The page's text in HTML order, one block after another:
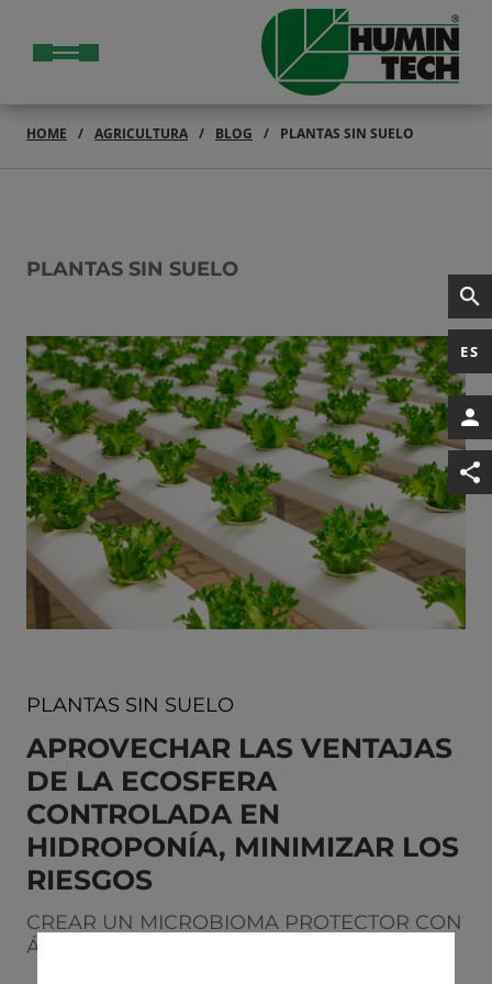
ES
HOME AGRICULTURA BLOG PLANTAS SIN SUELO
PLANTAS SIN SUELO
PLANTAS SIN SUELO
APROVECHAR LAS VENTAJAS
DE LA ECOSFERA
CONTROLADA EN
HIDROPONÍA, MINIMIZAR LOS
RIESGOS
CREAR UN MICROBIOMA PROTECTOR CON
ÁCIDOS HÚMICOS